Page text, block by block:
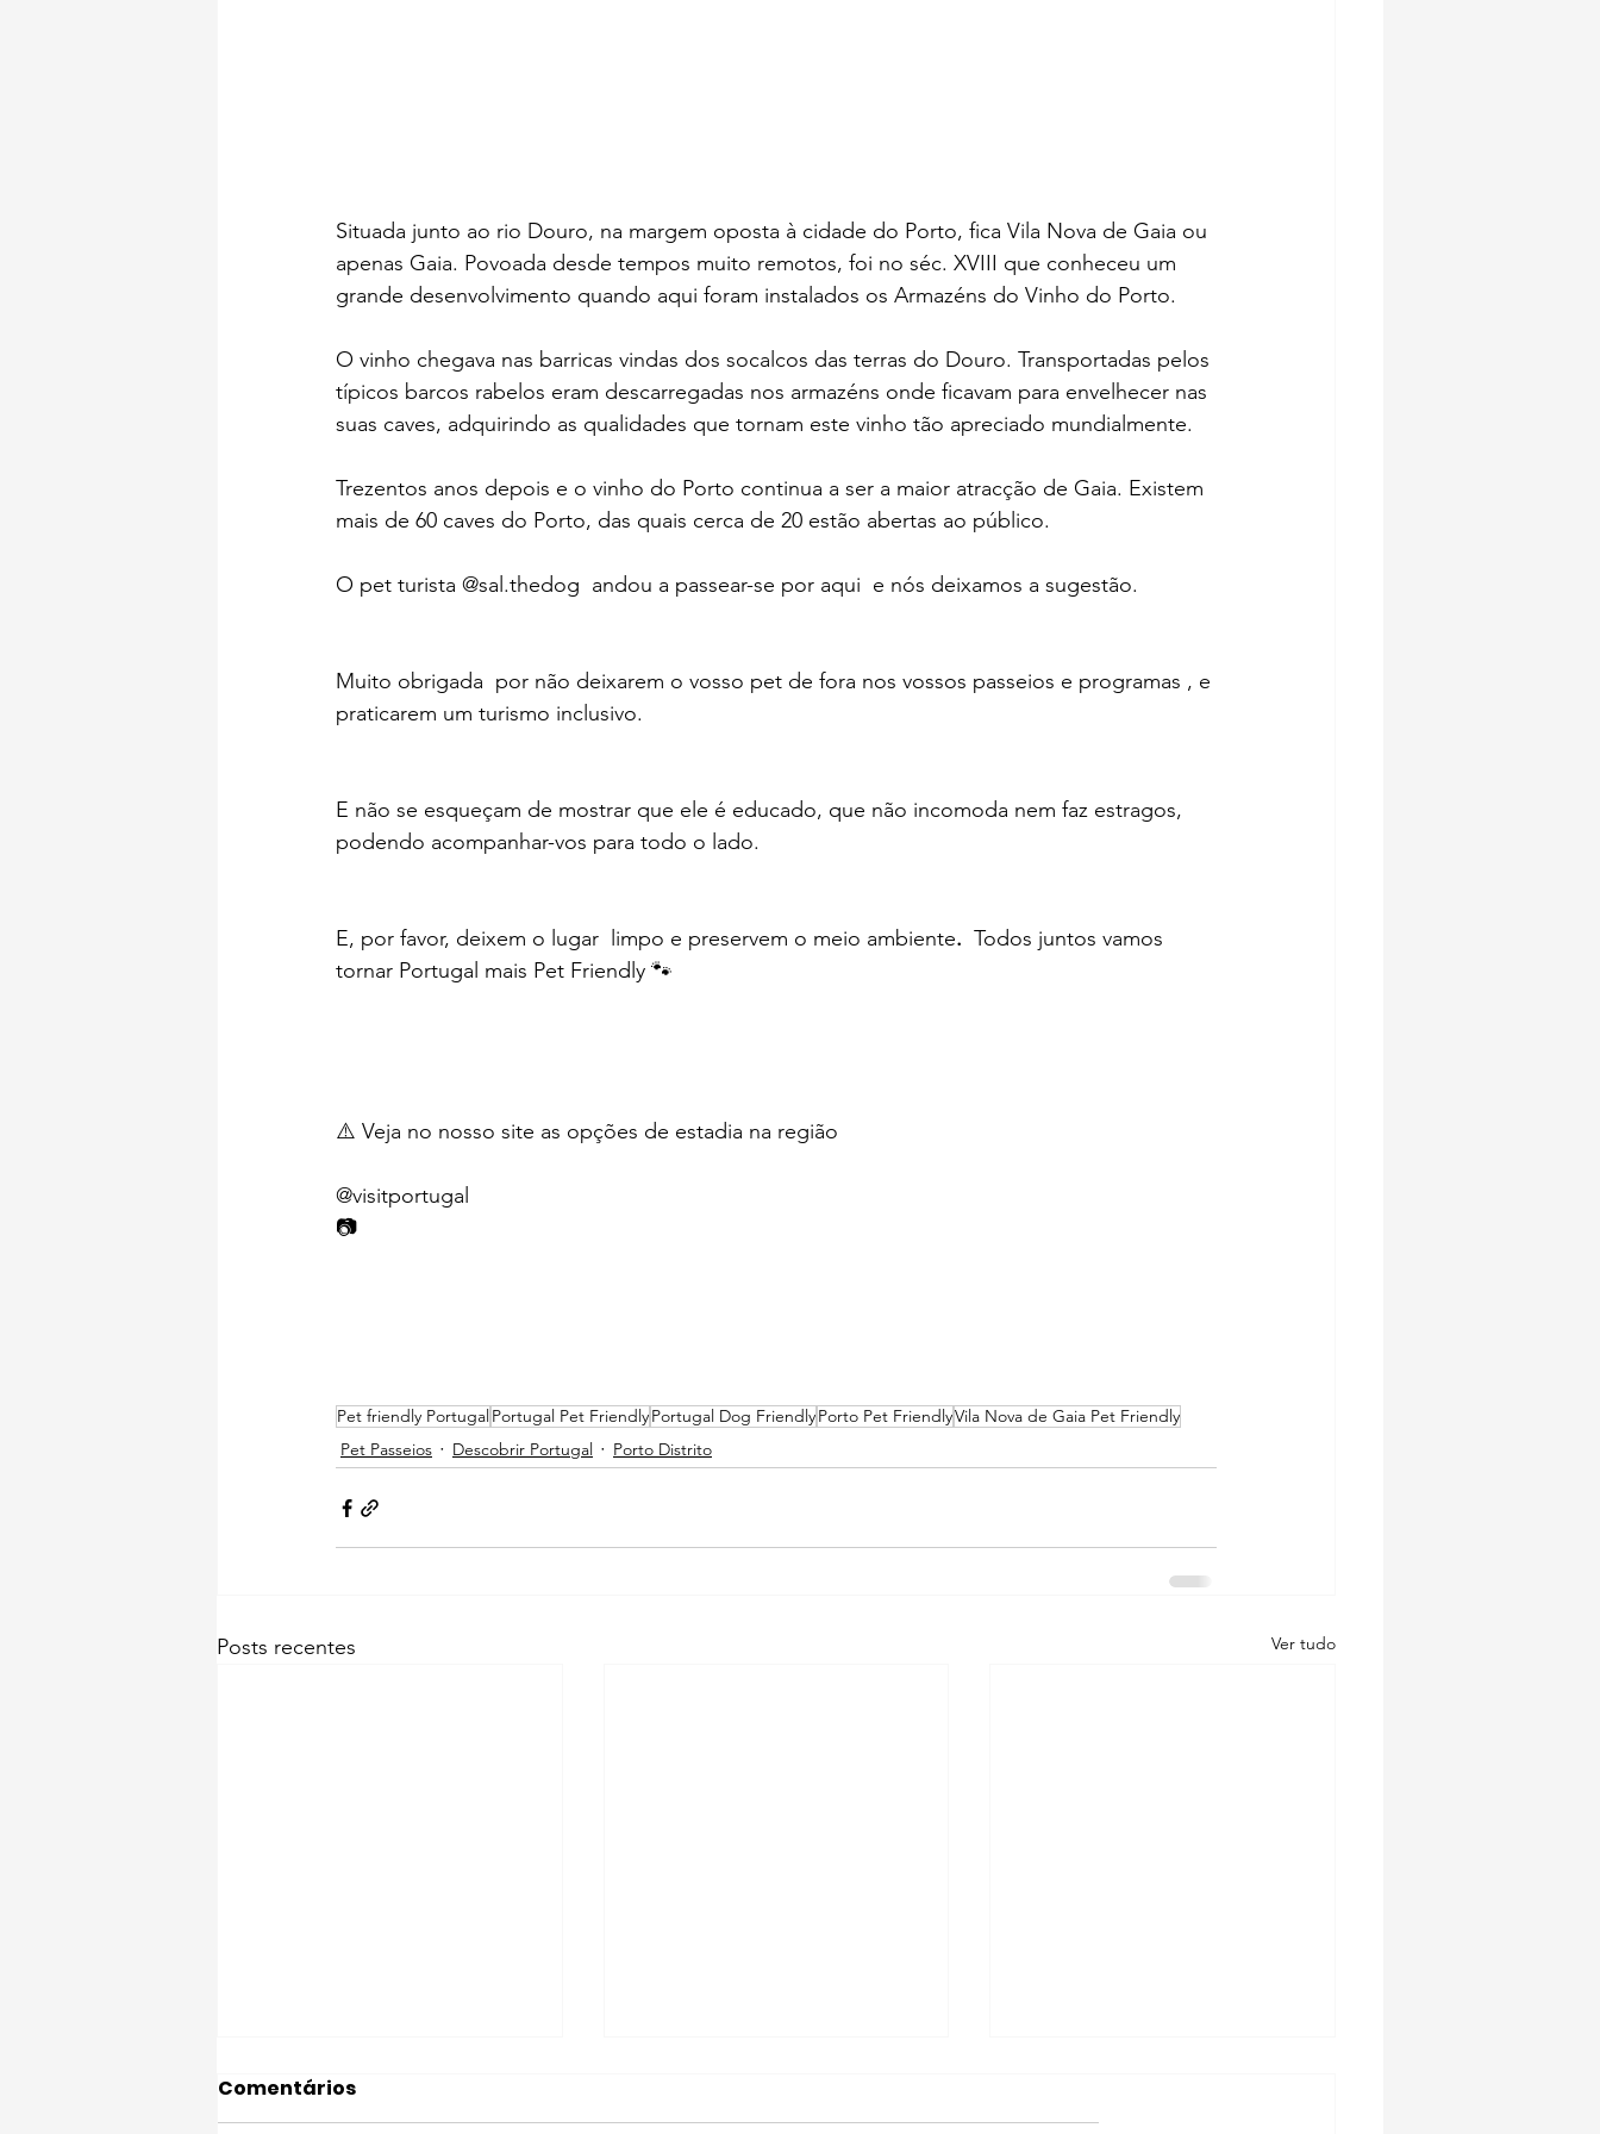
Situada junto ao rio Douro, na margem oposta à cidade do Porto, fica Vila Nova de Gaia ou
apenas Gaia. Povoada desde tempos muito remotos, foi no séc. XVIII que conheceu um
grande desenvolvimento quando aqui foram instalados os Armazéns do Vinho do Porto.
O vinho chegava nas barricas vindas dos socalcos das terras do Douro. Transportadas pelos
típicos barcos rabelos eram descarregadas nos armazéns onde ficavam para envelhecer nas
suas caves, adquirindo as qualidades que tornam este vinho tão apreciado mundialmente.
Trezentos anos depois e o vinho do Porto continua a ser a maior atracção de Gaia. Existem
mais de 60 caves do Porto, das quais cerca de 20 estão abertas ao público.
O pet turista @sal.thedog  andou a passear-se por aqui  e nós deixamos a sugestão.
Muito obrigada  por não deixarem o vosso pet de fora nos vossos passeios e programas , e
praticarem um turismo inclusivo.
E não se esqueçam de mostrar que ele é educado, que não incomoda nem faz estragos,
podendo acompanhar-vos para todo o lado.
E, por favor, deixem o lugar  limpo e preservem o meio ambiente. Todos juntos vamos
tornar Portugal mais Pet Friendly 🐾
⚠️ Veja no nosso site as opções de estadia na região
@visitportugal
📷
Pet friendly Portugal Portugal Pet FriendlyPortugal Dog FriendlyPorto Pet FriendlyVila Nova de Gaia Pet Friendly
Pet Passeios
Descobrir Portugal Porto Distrito
Posts recentes Ver tudo
Comentários